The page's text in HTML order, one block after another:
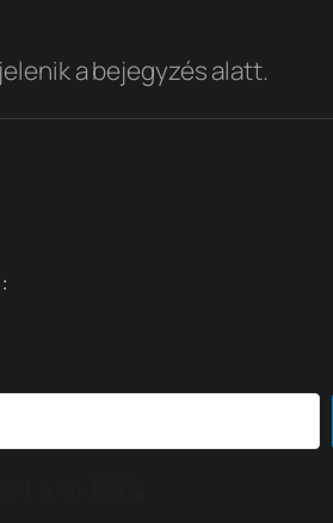
a bejegyzés alatt.